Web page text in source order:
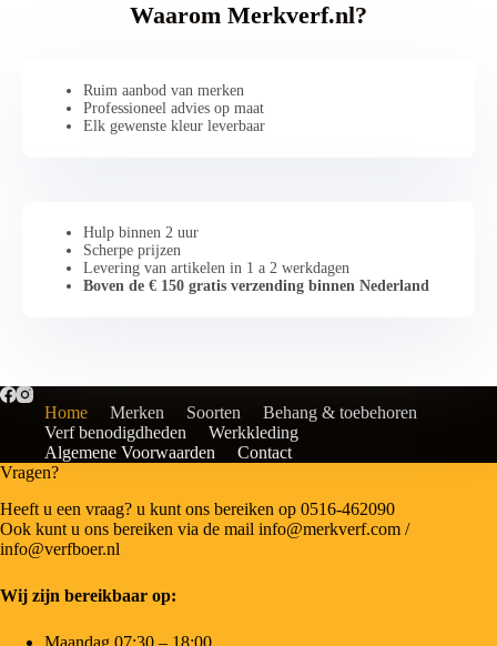
Waarom Merkverf.nl?
Ruim aanbod van merken
Professioneel advies op maat
Elk gewenste kleur leverbaar
Hulp binnen 2 uur
Scherpe prijzen
Levering van artikelen in 1 a 2 werkdagen
Boven de € 150 gratis verzending binnen Nederland
Home Merken Soorten
Behang & toebehoren
Verf benodigdheden
Werkkleding
Algemene Voorwaarden
Contact
Vragen?
Heeft u een vraag? u kunt ons bereiken op 0516-462090
Ook kunt u ons bereiken via de mail info@merkverf.com /
info@verfboer.nl
Wij zijn bereikbaar op:
Maandag 07:30 – 18:00